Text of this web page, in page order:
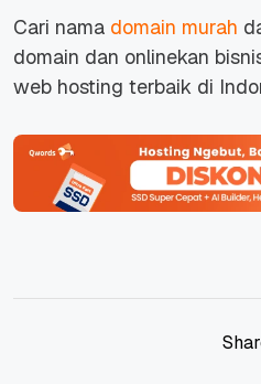
Cari nama domain murah
domain dan onlinekan
web hosting terbaik di